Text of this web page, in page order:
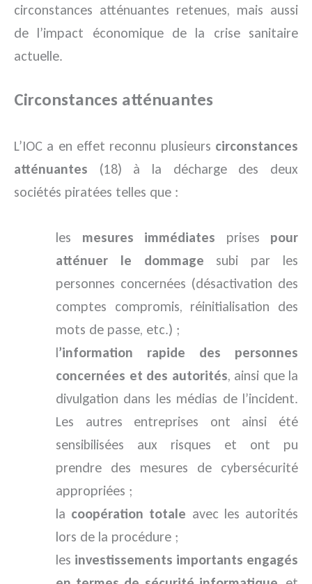
circonstances atténuantes retenues, mais aussi
de l’impact économique de la crise sanitaire
actuelle.
Circonstances atténuantes
L’IOC a en effet reconnu plusieurs circonstances
atténuantes (18) à la décharge des deux
sociétés piratées telles que :
les mesures immédiates prises pour
atténuer le dommage subi par les
personnes concernées (désactivation des
comptes compromis, réinitialisation des
mots de passe, etc.) ;
l’information rapide des personnes
concernées et des autorités, ainsi que la
divulgation dans les médias de l’incident.
Les autres entreprises ont ainsi été
sensibilisées aux risques et ont pu
prendre des mesures de cybersécurité
appropriées ;
la coopération totale avec les autorités
lors de la procédure ;
les investissements importants engagés